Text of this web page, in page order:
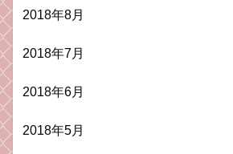
2018年8月
2018年7月
2018年6月
2018年5月